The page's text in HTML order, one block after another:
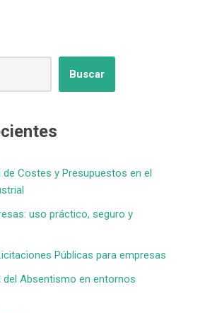
Buscar
Costes y Presupuestos en el
uso práctico, seguro y
Públicas para empresas
del Absentismo en entornos